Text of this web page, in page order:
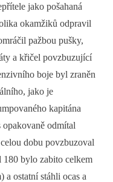
jako pošahaná
okamžiků odpravil
pažbou pušky,
a křičel povzbuzující
boje byl zraněn
jako je
kapitána
odmítal
dobu povzbuzoval
bylo zabito celkem
ostatní stáhli ocas a